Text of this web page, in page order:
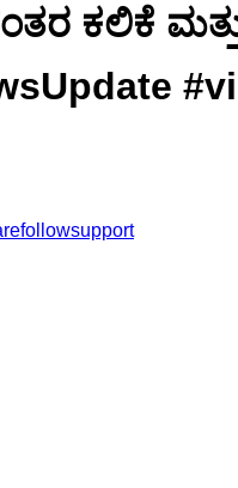
ಕಲಿಕೆ